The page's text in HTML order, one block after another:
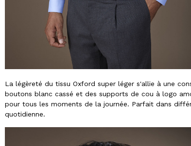
La légèreté du tissu Oxford super léger s'allie à une
boutons blanc cassé et des supports de cou à logo
pour tous les moments de la journée. Parfait dans
quotidienne.